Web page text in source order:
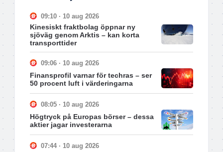
09:10 · 10 aug 2026
Kinesiskt fraktbolag öppnar ny
sjöväg genom Arktis – kan korta
transporttider
09:06 · 10 aug 2026
Finansprofil varnar för techras – ser
50 procent luft i värderingarna
08:05 · 10 aug 2026
Högtryck på Europas börser – dessa
aktier jagar investerarna
07:44 · 10 aug 2026